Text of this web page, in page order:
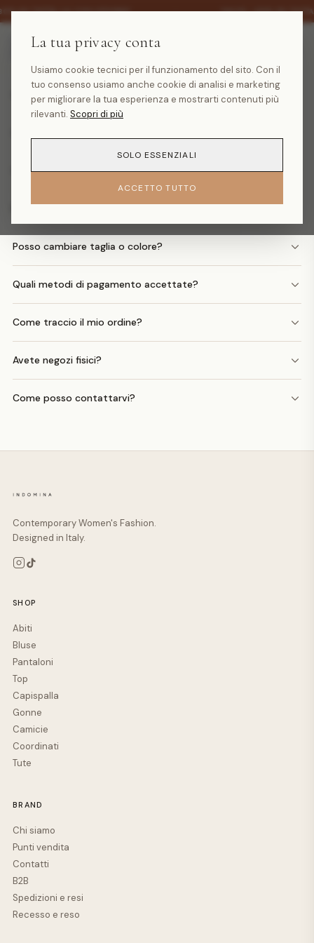
SU TUTTA LA COLLEZIONE · SALDI -30% SU
Domande frequenti
Quanto costa la spedizione?
Come faccio un reso?
Posso avere il rimborso in denaro?
Posso cambiare taglia o colore?
Quali metodi di pagamento accettate?
Come traccio il mio ordine?
Avete negozi fisici?
Come posso contattarvi?
Contemporary Women's Fashion.
Designed in Italy.
SHOP
Abiti
Bluse
Pantaloni
Top
Capispalla
Gonne
Camicie
Coordinati
Tute
BRAND
Chi siamo
Punti vendita
Contatti
B2B
Spedizioni e resi
Recesso e reso
La tua privacy conta
Usiamo cookie tecnici per il funzionamento del sito. Con il
tuo consenso usiamo anche cookie di analisi e marketing
per migliorare la tua esperienza e mostrarti contenuti più
rilevanti. Scopri di più
SOLO ESSENZIALI
ACCETTO TUTTO